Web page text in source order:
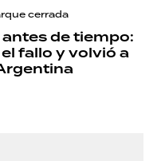
cerrada
de tiempo:
fallo y volvió a